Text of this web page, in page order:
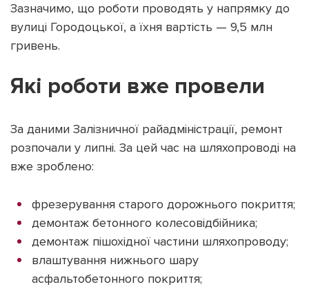
Зазначимо, що роботи проводять у напрямку до
вулиці Городоцької, а їхня вартість — 9,5 млн
гривень.
Які роботи вже провели
За даними Залізничної райадміністрації, ремонт
розпочали у липні. За цей час на шляхопроводі на
вже зроблено:
фрезерування старого дорожнього покриття;
демонтаж бетонного колесовідбійника;
демонтаж пішохідної частини шляхопроводу;
влаштування нижнього шару
асфальтобетонного покриття;